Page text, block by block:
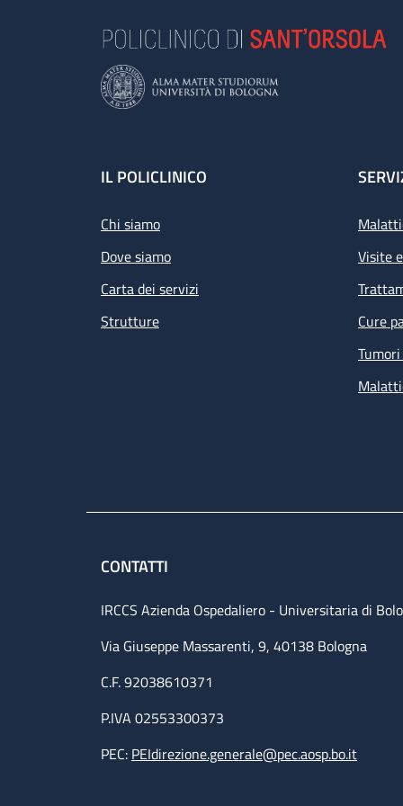
Footer
IL POLICLINICO
Chi siamo
Dove siamo
Carta dei servizi
Strutture
Visite
Cure
CONTATTI
IRCCS Azienda Ospedaliero - Universitaria di
Via Giuseppe Massarenti, 9, 40138 Bologna
C.F. 92038610371
P.IVA 02553300373
PEC: PEIdirezione.generale@pec.aosp.bo.it